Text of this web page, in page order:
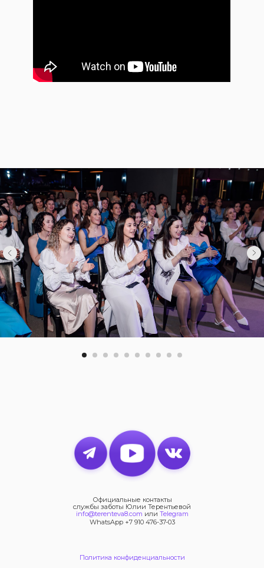
Официальные контакты
службы заботы Юлии Терентьевой
info@terenteva8.com или Telegram
Политика конфиденциальности
WhatsApp +7 910 476-37-03